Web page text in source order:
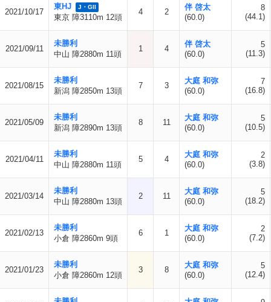
2021/10/17
東HJ J・GII
東京 障3110m 12頭
4 2
伴 啓太
(60.0)
8
(44.1)
2021/09/11
未勝利
中山 障2880m 11頭
1 4
伴 啓太
(60.0)
5
(11.3)
2021/08/15
未勝利
新潟 障2850m 13頭
7 3
大庭 和弥
(60.0)
7
(16.8)
2021/05/09
未勝利
新潟 障2890m 13頭
8 11
大庭 和弥
(60.0)
5
(10.5)
2021/04/11
未勝利
中山 障2880m 11頭
5 4
大庭 和弥
(60.0)
2
(3.8)
2021/03/14
未勝利
中山 障2880m 13頭
2 11
大庭 和弥
(60.0)
5
(18.2)
2021/02/13
未勝利
小倉 障2860m 9頭
6 1
大庭 和弥
(60.0)
2
(7.2)
2021/01/23
未勝利
小倉 障2860m 12頭
3 8
大庭 和弥
(60.0)
5
(12.4)